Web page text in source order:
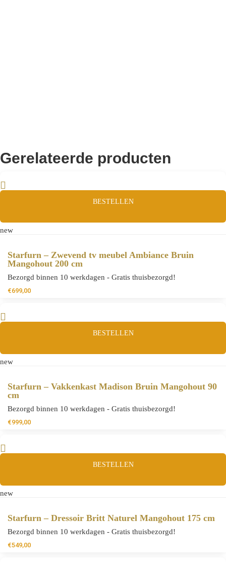
Gerelateerde producten
BESTELLEN
new
Starfurn – Zwevend tv meubel Ambiance Bruin
Mangohout 200 cm
Bezorgd binnen 10 werkdagen - Gratis thuisbezorgd!
€699,00
BESTELLEN
new
Starfurn – Vakkenkast Madison Bruin Mangohout 90
cm
Bezorgd binnen 10 werkdagen - Gratis thuisbezorgd!
€999,00
BESTELLEN
new
Starfurn – Dressoir Britt Naturel Mangohout 175 cm
Bezorgd binnen 10 werkdagen - Gratis thuisbezorgd!
€549,00